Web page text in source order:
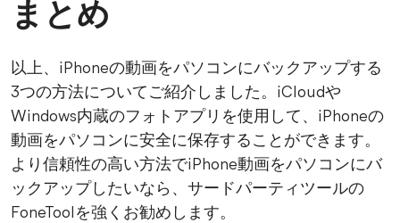
まとめ
以上、iPhoneの動画をパソコンにバックアップする
3つの方法についてご紹介しました。iCloudや
Windows内蔵のフォトアプリを使用して、iPhoneの
動画をパソコンに安全に保存することができます。
より信頼性の高い方法でiPhone動画をパソコンにバ
ックアップしたいなら、サードパーティツールの
FoneToolを強くお勧めします。